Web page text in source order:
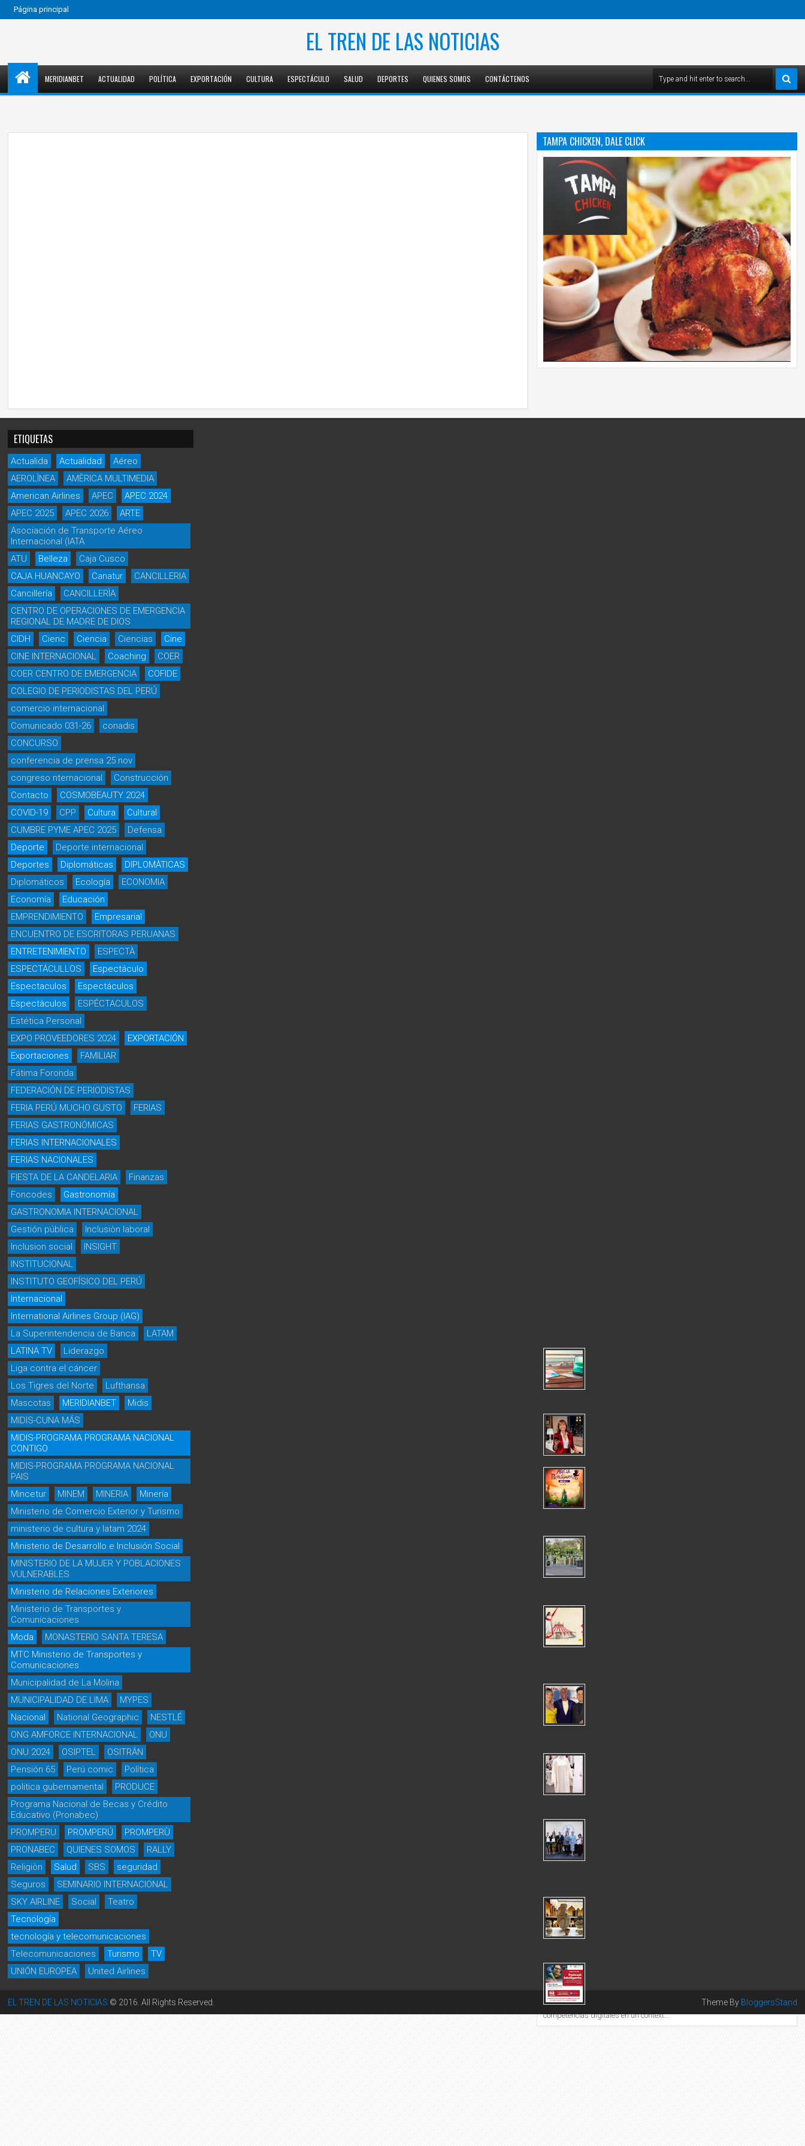
Página principal
EL TREN DE LAS NOTICIAS
MERIDIANBET ACTUALIDAD POLÍTICA EXPORTACIÓN CULTURA ESPECTÁCULO SALUD DEPORTES QUIENES SOMOS CONTÁCTENOS
TAMPA CHICKEN, DALE CLICK
COLEGIO DE PERIODISTAS DEL PERÚ PRESENTA TALLER
DE PODCASTS EN ALIANZA CON INTEL Iniciativa fortalece
competencias digitales en un context...
ETIQUETAS
Actualida Actualidad
Aéreo
AEROLÌNEA
AMÈRICA MULTIMEDIA
American Airlines
APEC
APEC 2024
APEC 2025
APEC 2026
ARTE
Asociación de Transporte Aéreo
Internacional (IATA
ATU
Belleza
Caja Cusco
CAJA HUANCAYO
Canatur
CANCILLERIA
Cancillería
CANCILLERÌA
CENTRO DE OPERACIONES DE EMERGENCIA
REGIONAL DE MADRE DE DIOS
CIDH
Cienc Ciencia Ciencias
Cine
CINE INTERNACIONAL
Coaching
COER
COER CENTRO DE EMERGENCIA
COFIDE
COLEGIO DE PERIODISTAS DEL PERÚ
comercio internacional
Comunicado 031-26
conadis
CONCURSO
conferencia de prensa 25 nov
congreso nternacional
Construcción
Contacto
COSMOBEAUTY 2024
COVID-19
CPP Cultura
Cultural
CUMBRE PYME APEC 2025
Defensa
Deporte
Deporte internacional
Deportes
Diplomáticas
DIPLOMÀTICAS
Diplomáticos
Ecología
ECONOMIA
Economía
Educación
EMPRENDIMIENTO
Empresarial
ENCUENTRO DE ESCRITORAS PERUANAS
ENTRETENIMIENTO
ESPECTÀ
ESPECTÁCULLOS
Espectáculo
Espectaculos
Espectáculos
Espectàculos
ESPÉCTACULOS
Estética Personal
EXPO PROVEEDORES 2024
EXPORTACIÓN
Exportaciones
FAMILIAR
Fátima Foronda
FEDERACIÓN DE PERIODISTAS
FERIA PERÚ MUCHO GUSTO
FERIAS
FERIAS GASTRONÓMICAS
FERIAS INTERNACIONALES
FERIAS NACIONALES
FIESTA DE LA CANDELARIA
Finanzas
Foncodes
Gastronomía
GASTRONOMIA INTERNACIONAL
Gestión pública
Inclusiòn laboral
Inclusion social
INSIGHT
INSTITUCIONAL
INSTITUTO GEOFÍSICO DEL PERÚ
Internacional
International Airlines Group (IAG)
La Superintendencia de Banca
LATAM
LATINA TV
Liderazgo
Liga contra el cáncer
Los Tigres del Norte
Lufthansa
Mascotas
MERIDIANBET
Midis
MIDIS-CUNA MÁS
MIDIS-PROGRAMA PROGRAMA NACIONAL
CONTIGO
MIDIS-PROGRAMA PROGRAMA NACIONAL
PAIS
Mincetur
MINEM MINERIA
Minería
Ministerio de Comercio Exterior y Turismo
ministerio de cultura y latam 2024
Ministerio de Desarrollo e Inclusión Social
MINISTERIO DE LA MUJER Y POBLACIONES
VULNERABLES
Ministerio de Relaciones Exteriores
Ministerio de Transportes y
Comunicaciones
Moda
MONASTERIO SANTA TERESA
MTC Ministerio de Transportes y
Comunicaciones
Municipalidad de La Molina
MUNICIPALIDAD DE LIMA
MYPES
Nacional
National Geographic
NESTLÉ
ONG AMFORCE INTERNACIONAL
ONU
ONU 2024
OSIPTEL
OSITRÁN
Pensión 65
Perú comic
Política
politica gubernamental
PRODUCE
Programa Nacional de Becas y Crédito
Educativo (Pronabec)
PROMPERU
PROMPERÚ
PROMPERÙ
PRONABEC
QUIENES SOMOS
RALLY
Religiòn
Salud SBS
seguridad
Seguros
SEMINARIO INTERNACIONAL
SKY AIRLINE
Social
Teatro
Tecnología
tecnología y telecomunicaciones
Telecomunicaciones
Turismo
TV
UNIÓN EUROPEA
United Airlines
EL TREN DE LAS NOTICIAS © 2016. All Rights Reserved. Theme By BloggersStand